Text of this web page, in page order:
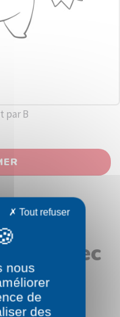
par B
avec
nous
de
des
Tout refuser